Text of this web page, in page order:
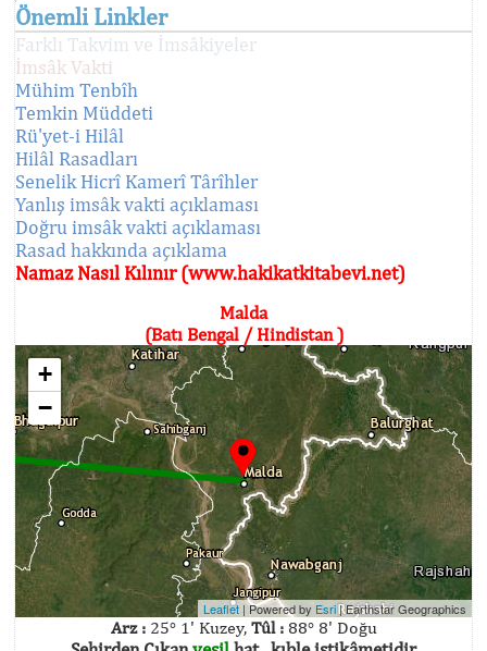
Önemli Linkler
Farklı Takvim ve İmsâkiyeler
İmsâk Vakti
Mühim Tenbîh
Temkin Müddeti
Rü'yet-i Hilâl
Hilâl Rasadları
Senelik Hicrî Kamerî Târîhler
Yanlış imsâk vakti açıklaması
Doğru imsâk vakti açıklaması
Rasad hakkında açıklama
Namaz Nasıl Kılınır (www.hakikatkitabevi.net)
Malda
(Batı Bengal / Hindistan )
+
−
Leaflet | Powered by Esri|Earthstar Geographics
Arz :25° 1' Kuzey, Tûl :88° 8' Doğu